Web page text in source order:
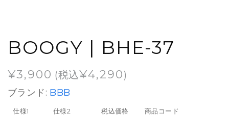
BOOGY | BHE-37
¥3,900 (税込¥4,290)
ブランド: BBB
仕様1 仕様2 税込価格 商品コード